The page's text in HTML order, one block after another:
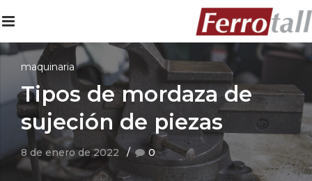
maquinaria
Tipos de mordaza de
sujeción de piezas
8 de enero de 2022 0